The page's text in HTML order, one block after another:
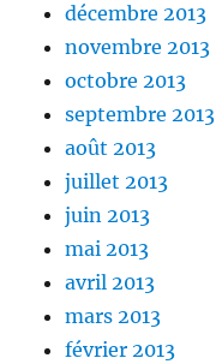
décembre 2013
novembre 2013
octobre 2013
septembre 2013
août 2013
juillet 2013
juin 2013
mai 2013
avril 2013
mars 2013
février 2013